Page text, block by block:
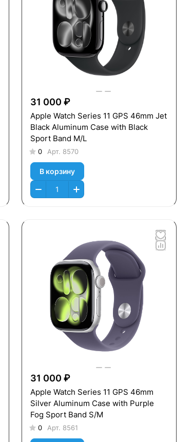
31 000 ₽
Apple Watch Series 11 GPS 46mm Jet
Black Aluminum Case with Black
Sport Band M/L
0 Арт. 8570
В корзину
31 000 ₽
Apple Watch Series 11 GPS 46mm
Silver Aluminum Case with Purple
Fog Sport Band S/M
0 Арт. 8561